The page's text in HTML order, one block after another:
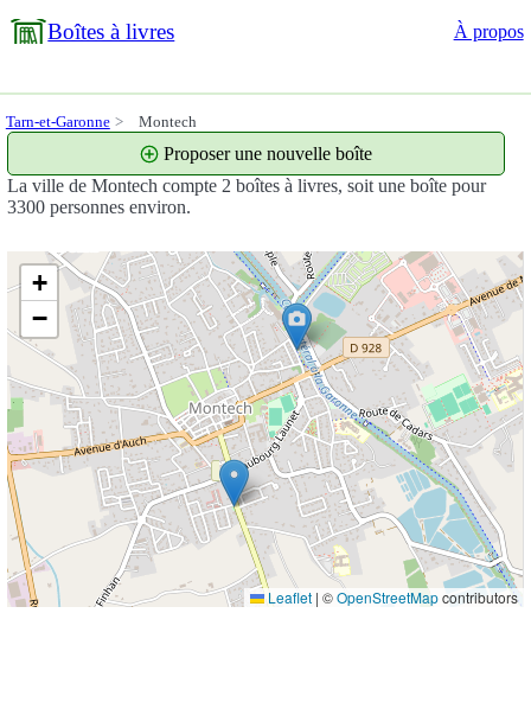
Boîtes à livres À propos
Tarn-et-Garonne Montech
La ville de Montech compte 2 boîtes à livres, soit une boîte pour
3300 personnes environ.
Proposer une nouvelle boîte
+
−
Leaflet | ©OpenStreetMapcontributors